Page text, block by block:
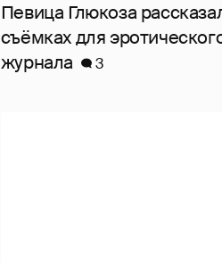
Певица Глюкоза
съёмках для
журнала
3